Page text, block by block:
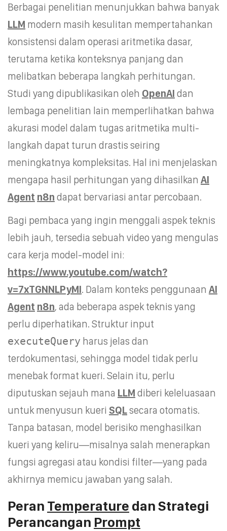
Berbagai penelitian menunjukkan bahwa banyak
LLM modern masih kesulitan mempertahankan
konsistensi dalam operasi aritmetika dasar,
terutama ketika konteksnya panjang dan
melibatkan beberapa langkah perhitungan.
Studi yang dipublikasikan oleh OpenAI dan
lembaga penelitian lain memperlihatkan bahwa
akurasi model dalam tugas aritmetika multi-
langkah dapat turun drastis seiring
meningkatnya kompleksitas. Hal ini menjelaskan
mengapa hasil perhitungan yang dihasilkan AI
Agent n8n dapat bervariasi antar percobaan.
Bagi pembaca yang ingin menggali aspek teknis
lebih jauh, tersedia sebuah video yang mengulas
cara kerja model-model ini:
https://www.youtube.com/watch?
v=7xTGNNLPyMI. Dalam konteks penggunaan AI
Agent n8n, ada beberapa aspek teknis yang
perlu diperhatikan. Struktur input
executeQuery harus jelas dan
terdokumentasi, sehingga model tidak perlu
menebak format kueri. Selain itu, perlu
diputuskan sejauh mana LLM diberi keleluasaan
untuk menyusun kueri SQLsecara otomatis.
Tanpa batasan, model berisiko menghasilkan
kueri yang keliru—misalnya salah menerapkan
fungsi agregasi atau kondisi filter—yang pada
akhirnya memicu jawaban yang salah.
Peran Temperature dan Strategi
Perancangan Prompt